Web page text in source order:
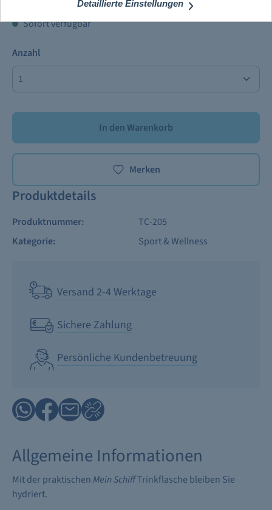
Sofort verfügbar
Anzahl
In den Warenkorb
Merken
Produktdetails
Produktnummer:
TC-205
Kategorie:
Sport & Wellness
Versand 2-4 Werktage
Sichere Zahlung
Persönliche Kundenbetreuung
Allgemeine Informationen
Mit der praktischen Mein SchiffTrinkflasche bleiben Sie
hydriert.
Detaillierte Einstellungen